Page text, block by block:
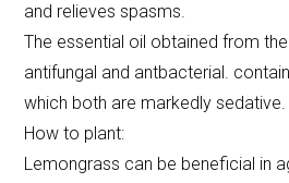
and relieves spasms.
The essential oil obtained from
antifungal and antbacterial.
which both are markedly sedative.
How to plant:
Lemongrass can be beneficial in